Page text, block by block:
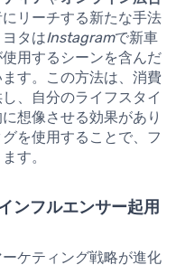
リーチする新たな手法
タはInstagramで新車
用するシーンを含んだ
す。この方法は、消費
、自分のライフスタイ
想像させる効果があり
を使用することで、フ
す。
ンフルエンサー起用
ケティング戦略が進化